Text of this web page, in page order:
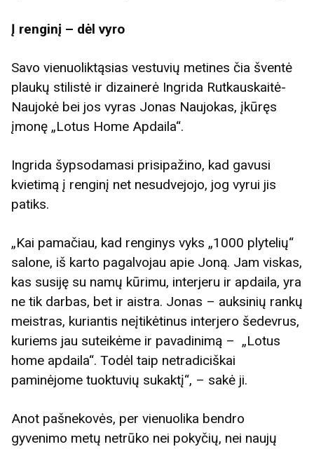
Į renginį – dėl vyro
Savo vienuoliktąsias vestuvių metines čia šventė
plaukų stilistė ir dizainerė Ingrida Rutkauskaitė-
Naujokė bei jos vyras Jonas Naujokas, įkūręs
įmonę „Lotus Home Apdaila“.
Ingrida šypsodamasi prisipažino, kad gavusi
kvietimą į renginį net nesudvejojo, jog vyrui jis
patiks.
„Kai pamačiau, kad renginys vyks „1000 plytelių“
salone, iš karto pagalvojau apie Joną. Jam viskas,
kas susiję su namų kūrimu, interjeru ir apdaila, yra
ne tik darbas, bet ir aistra. Jonas – auksinių rankų
meistras, kuriantis neįtikėtinus interjero šedevrus,
kuriems jau suteikėme ir pavadinimą – „Lotus
home apdaila“. Todėl taip netradiciškai
paminėjome tuoktuvių sukaktį“, – sakė ji.
Anot pašnekovės, per vienuolika bendro
gyvenimo metų netrūko nei pokyčių, nei naujų